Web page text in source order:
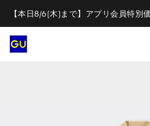
【本日8/6(木)まで】アプリ会員特別